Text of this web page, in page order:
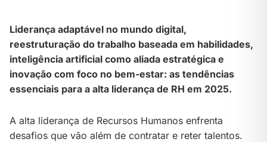
Liderança adaptável no mundo digital,
reestruturação do trabalho baseada em habilidades,
inteligência artificial como aliada estratégica e
inovação com foco no bem-estar: as tendências
essenciais para a alta liderança de RH em 2025.
A alta liderança de Recursos Humanos enfrenta
desafios que vão além de contratar e reter talentos.